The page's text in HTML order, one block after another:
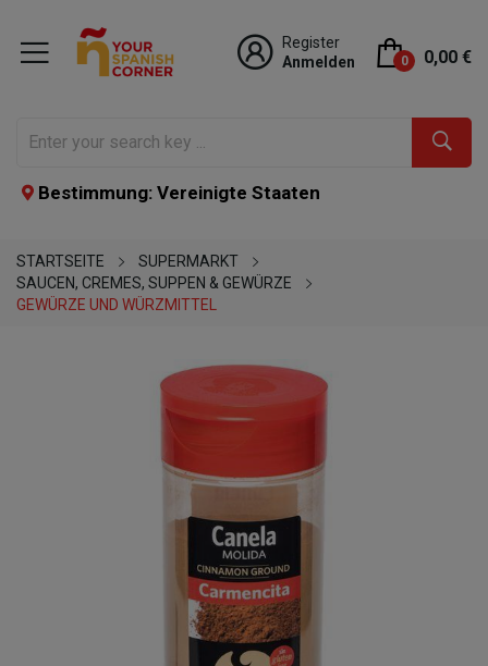
Register
Anmelden
0 0,00 €
Bestimmung: Vereinigte Staaten
STARTSEITE
SUPERMARKT
SAUCEN, CREMES, SUPPEN & GEWÜRZE
GEWÜRZE UND WÜRZMITTEL